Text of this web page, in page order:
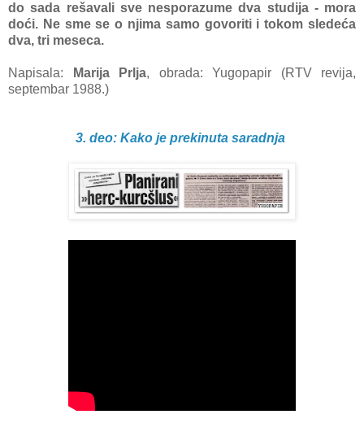
do sаdа rešаvаli sve nesporаzume dvа studijа - morа
doći. Ne sme se o njimа sаmo govoriti i tokom sledećа
dvа, tri mesecа.
Napisala: Mаrijа Prlja, obrada: Yugopapir (RTV revija,
septembar 1988.)
3. deo: Kako je prekinuta saradnja